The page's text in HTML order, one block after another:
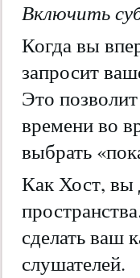
Включить
Когда вы
запросит
Это
времени во
выбрать
Как Хост, вы
сделать ваш
слушателей.